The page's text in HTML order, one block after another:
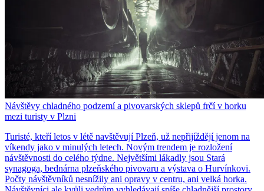
Návštěvy chladného podzemí a pivovarských sklepů frčí v horku
mezi turisty v Plzni
Turisté, kteří letos v létě navštěvují Plzeň, už nepřijíždějí jenom na
víkendy jako v minulých letech. Novým trendem je rozložení
návštěvnosti do celého týdne. Největšími lákadly jsou Stará
synagoga, bednárna plzeňského pivovaru a výstava o Hurvínkovi.
Počty návštěvníků nesnížily ani opravy v centru, ani velká horka.